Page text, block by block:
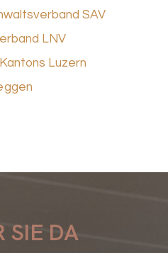
SAV
LNV
Luzern
SIE DA